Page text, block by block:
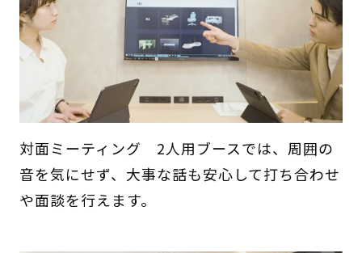
対面ミーティング 2人用ブースでは、周囲の
音を気にせず、大事な話も安心して打ち合わせ
や面談を行えます。